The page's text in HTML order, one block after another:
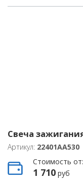
Свеча
Артикул: 22401AA530
Стоимость от:
1 710 руб